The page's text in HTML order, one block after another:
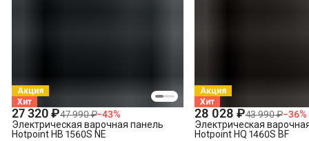
Акция
Хит
27 320 ₽47 990 ₽−43%
Электрическая варочная панель
Hotpoint HB 1560S NE
Акция
Хит
28 028 ₽43 990 ₽−36%
Электрическая
Hotpoint HQ 1460S BF